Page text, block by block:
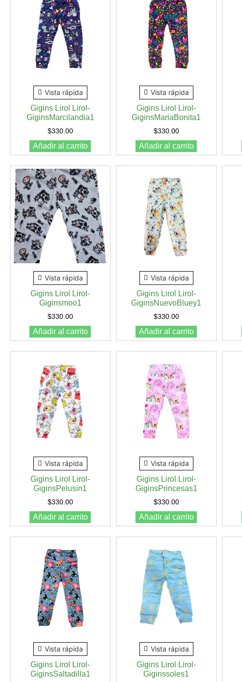
Vista rápida
Gigins Lirol Lirol-
GiginsMarcilandia1
$330.00
Añadir al carrito
Vista rápida
Gigins Lirol Lirol-
GiginsMariaBonita1
$330.00
Añadir al carrito
Vista rápida
Gigins Lirol Lirol-
Giginsmoo1
$330.00
Añadir al carrito
Vista rápida
Gigins Lirol Lirol-
GiginsNuevoBluey1
$330.00
Añadir al carrito
Vista rápida
Gigins Lirol Lirol-
GiginsPelusin1
$330.00
Añadir al carrito
Vista rápida
Gigins Lirol Lirol-
GiginsPrincesas1
$330.00
Añadir al carrito
Vista rápida
Gigins Lirol Lirol-
GiginsSaltadilla1
Vista rápida
Gigins Lirol Lirol-
Giginssoles1